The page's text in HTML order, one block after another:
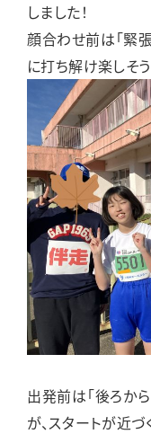
しました！
顔合わせ前は「緊
に打ち解け楽しそ
出発前は「後ろか
が、スタートが近